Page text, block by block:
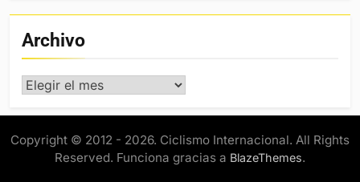
Archivo
Archivo
Copyright © 2012 - 2026. Ciclismo Internacional. All Rights
Reserved. Funciona gracias a BlazeThemes.